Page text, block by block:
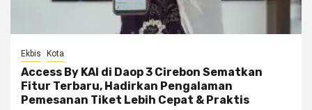
Ekbis Kota
Access By KAI di Daop 3 Cirebon Sematkan
Fitur Terbaru, Hadirkan Pengalaman
Pemesanan Tiket Lebih Cepat & Praktis